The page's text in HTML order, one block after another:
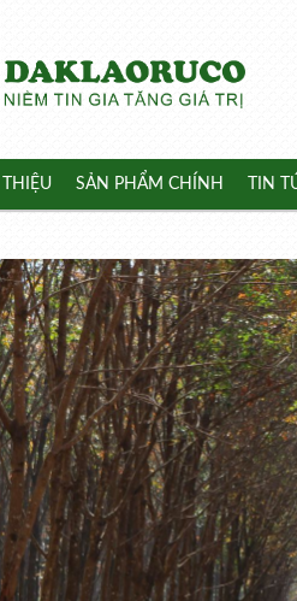
SẢN PHẨM CHÍNH TIN